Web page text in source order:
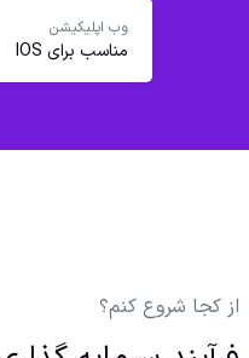
وب اپلیکیشن
مناسب برای IOS
از کجا شروع کنم؟